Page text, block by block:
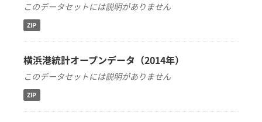
このデータセットには説明がありません
ZIP
横浜港統計オープンデータ（2014年）
このデータセットには説明がありません
ZIP